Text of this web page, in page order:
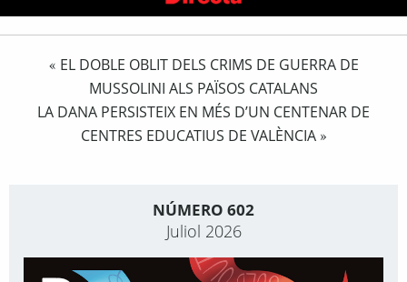
« EL DOBLE OBLIT DELS CRIMS DE GUERRA DE
MUSSOLINI ALS PAÏSOS CATALANS
LA DANA PERSISTEIX EN MÉS D’UN CENTENAR DE
CENTRES EDUCATIUS DE VALÈNCIA»
NÚMERO 602
Juliol 2026